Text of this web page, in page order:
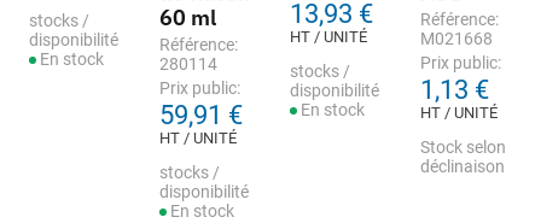
stocks /
disponibilité
En stock
60 ml
Référence:
280114
Prix public:
59,91 €
HT / UNITÉ
stocks /
disponibilité
En stock
13,93 €
HT / UNITÉ
stocks /
disponibilité
En stock
Référence:
M021668
Prix public:
1,13 €
HT / UNITÉ
Stock selon
déclinaison